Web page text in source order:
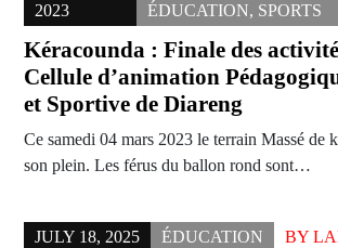
2023
ÉDUCATION, SPORTS
Kéracounda : Finale des
Cellule d’animation
et Sportive de Diareng
Ce samedi 04 mars 2023 le terrain Massé de
son plein. Les férus du ballon rond sont…
JULY 18, 2025 ÉDUCATION BY